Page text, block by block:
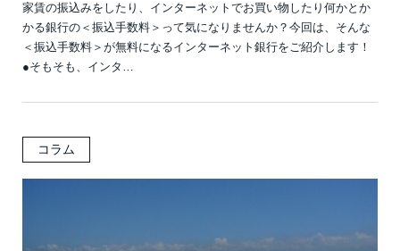
家賃の振込みをしたり、インターネットでお買い物したり何かとか
かる銀行の＜振込手数料＞って気になりませんか？今回は、そんな
＜振込手数料＞が無料になるインターネット銀行をご紹介します！
●そもそも、インタ…
コラム